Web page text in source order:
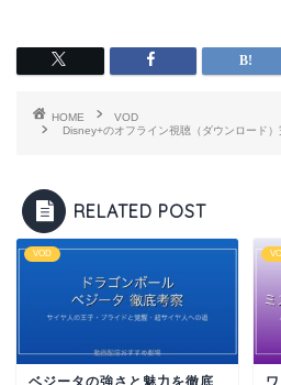
HOME
VOD
Disney+のオフライン視聴（ダウンロード
RELATED POST
VOD
ベジータの強さと魅力を徹底